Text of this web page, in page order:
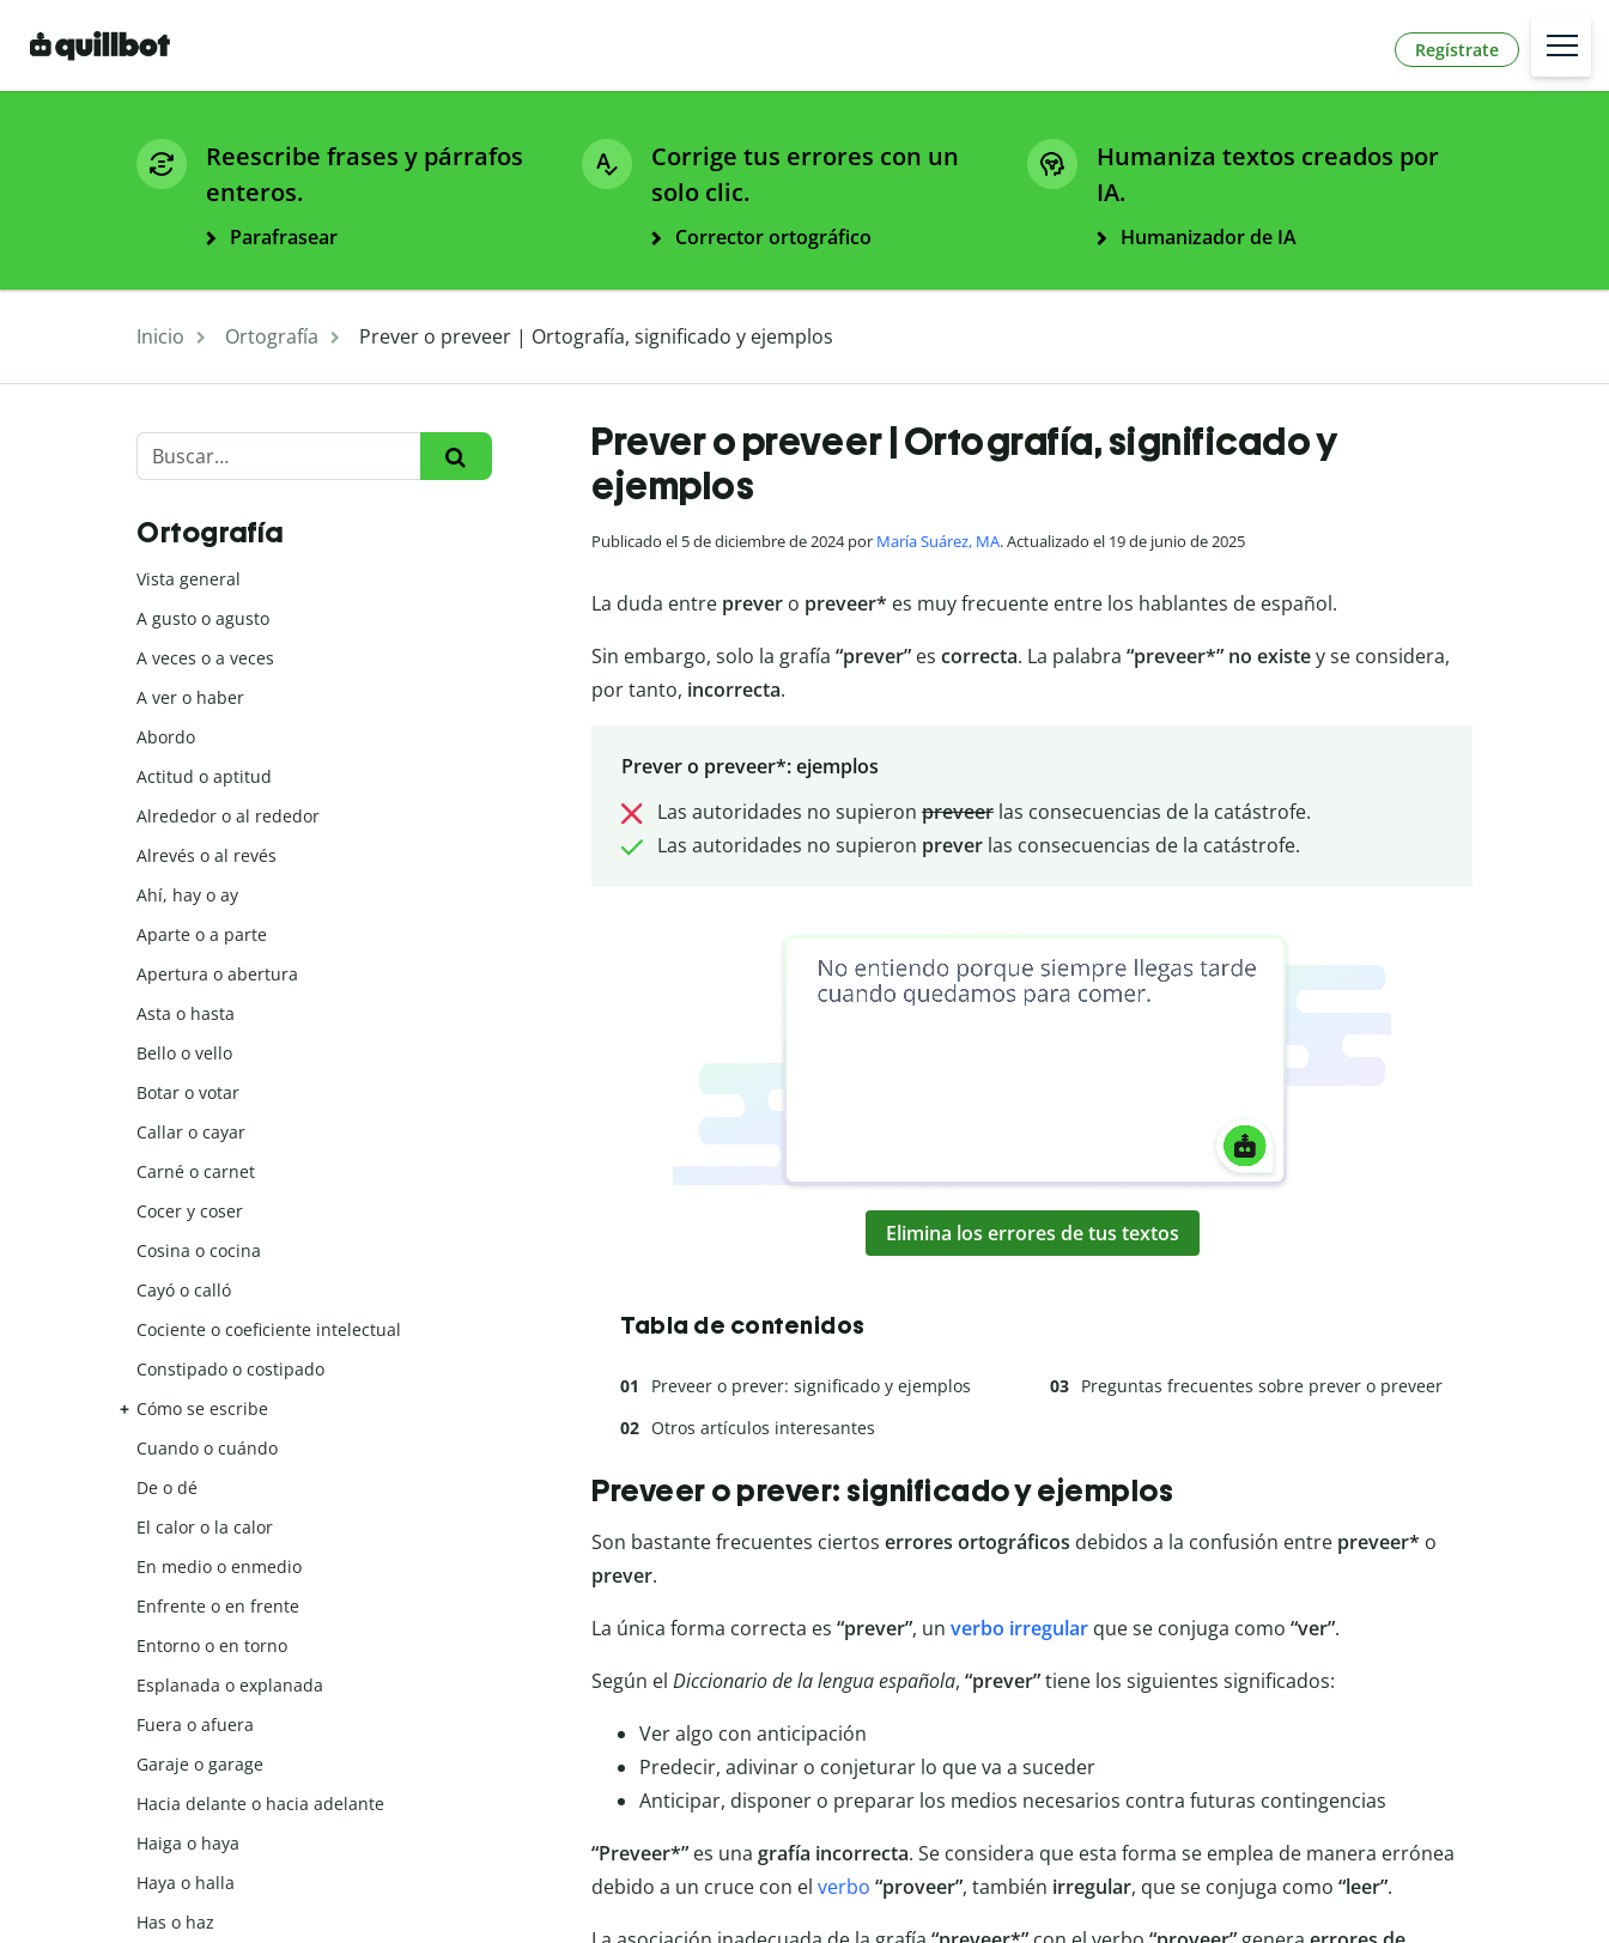
Regístrate
Reescribe frases y párrafos
enteros.
Parafrasear
Corrige tus errores con un
solo clic.
Corrector ortográfico
Humaniza textos creados por
IA.
Humanizador de IA
Inicio Ortografía Prever o preveer | Ortografía, significado y ejemplos
Prever o preveer | Ortografía, significado y
ejemplos
Publicado el 5 de diciembre de 2024 por María Suárez, MA. Actualizado el 19 de junio de 2025
La duda entre prever o preveer* es muy frecuente entre los hablantes de español.
Sin embargo, solo la grafía “prever” es correcta. La palabra “preveer*” no existey se considera,
por tanto, incorrecta.
Prever o preveer*: ejemplos
Las autoridades no supieron preveerlas consecuencias de la catástrofe.
Las autoridades no supieron preverlas consecuencias de la catástrofe.
Elimina los errores de tus textos
Tabla de contenidos
Preveer o prever: significado y ejemplos
Otros artículos interesantes
Preguntas frecuentes sobre prever o preveer
Preveer o prever: significado y ejemplos
Son bastante frecuentes ciertos errores ortográficos debidos a la confusión entre preveer* o
prever.
La única forma correcta es “prever”, un verbo irregular que se conjuga como “ver”.
Según el Diccionario de la lengua española, “prever”tiene los siguientes significados:
Ver algo con anticipación
Predecir, adivinar o conjeturar lo que va a suceder
Anticipar, disponer o preparar los medios necesarios contra futuras contingencias
“Preveer*” es una grafía incorrecta. Se considera que esta forma se emplea de manera errónea
debido a un cruce con el verbo “proveer”, también irregular, que se conjuga como “leer”.
Ortografía
Vista general
A gusto o agusto
A veces o a veces
A ver o haber
Abordo
Actitud o aptitud
Alrededor o al rededor
Alrevés o al revés
Ahí, hay o ay
Aparte o a parte
Apertura o abertura
Asta o hasta
Bello o vello
Botar o votar
Callar o cayar
Carné o carnet
Cocer y coser
Cosina o cocina
Cayó o calló
Cociente o coeficiente intelectual
Constipado o costipado
Cómo se escribe
Cuando o cuándo
De o dé
El calor o la calor
En medio o enmedio
Enfrente o en frente
Entorno o en torno
Esplanada o explanada
Fuera o afuera
Garaje o garage
Hacia delante o hacia adelante
Haiga o haya
Haya o halla
Has o haz